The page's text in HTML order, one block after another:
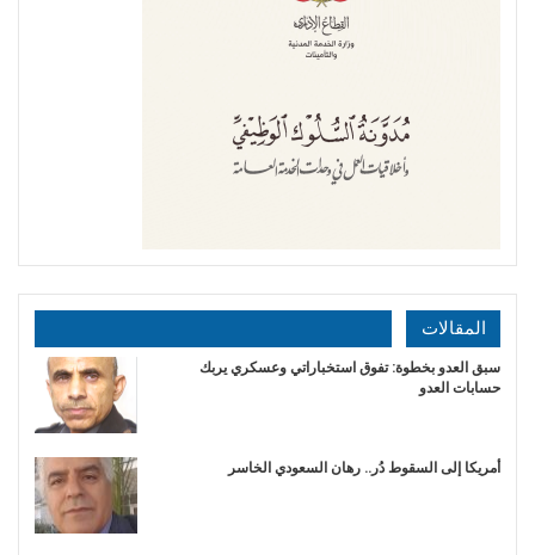
المقالات
سبق العدو بخطوة: تفوق استخباراتي وعسكري يربك
حسابات العدو
أمريكا إلى السقوط دُر.. رهان السعودي الخاسر